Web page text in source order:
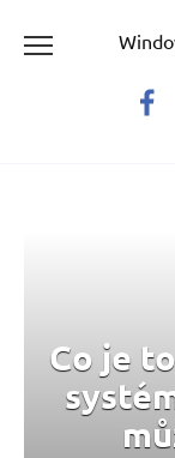
Co je